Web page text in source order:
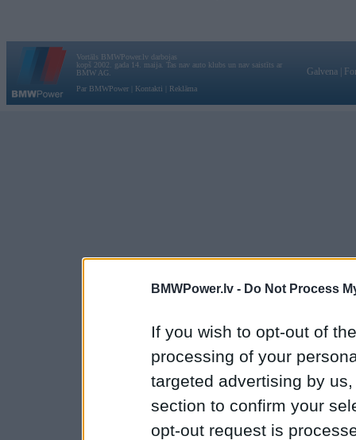
BMWPower.lv - Do Not Process
If you wish to opt-out of
processing of your
targeted advertising by
section to confirm your
opt-out request is
Vortāls BMWPower.lv darbojas
kopš 2002. gada 14. maija. Tas nav auto klubs un nav saistīts ar
BMW AG.
Par BMWPower
Kontakti Reklāma
Galvena